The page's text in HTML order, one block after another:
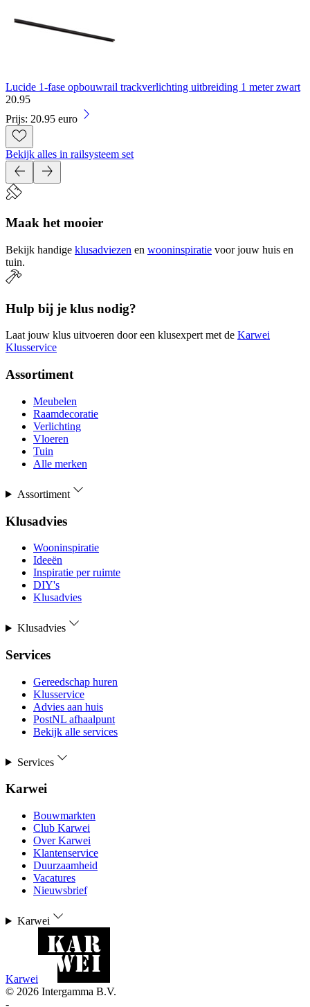
Lucide 1-fase opbouwrail trackverlichting uitbreiding 1 meter zwart
20.95
Prijs: 20.95 euro
Bekijk alles in railsysteem set
Maak het mooier
Bekijk handige klusadviezen en wooninspiratie voor jouw huis en
tuin.
Hulp bij je klus nodig?
Laat jouw klus uitvoeren door een klusexpert met de Karwei
Klusservice
Assortiment
Meubelen
Raamdecoratie
Verlichting
Vloeren
Tuin
Alle merken
Assortiment
Klusadvies
Wooninspiratie
Ideeën
Inspiratie per ruimte
DIY's
Klusadvies
Klusadvies
Services
Gereedschap huren
Klusservice
Advies aan huis
PostNL afhaalpunt
Bekijk alle services
Services
Karwei
Bouwmarkten
Club Karwei
Over Karwei
Klantenservice
Duurzaamheid
Vacatures
Nieuwsbrief
Karwei
Karwei
© 2026 Intergamma B.V.
-